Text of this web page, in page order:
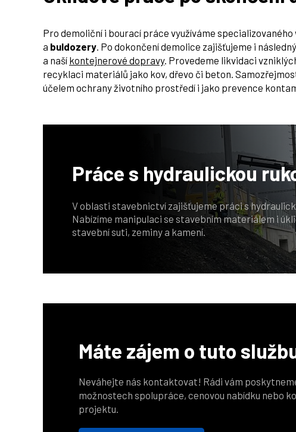
Pro demoliční i bourací práce využíváme
a buldozery. Po dokončení demolice zajišťujeme i
a naší kontejnerové dopravy. Provedeme likvidaci
recyklaci materiálů jako kov, dřevo či beton.
účelem ochrany životního prostředí i jako prevence
Práce s hydraulickou
V oblasti stavebnictví zajišťujeme práci s
Nabízíme manipulaci se stavebním materiálem i
stavební suti, zeminy a kamení.
Máte zájem o tuto
Neváhejte nás kontaktovat! Rádi vám
možnostech spolupráce, cenovou nabídku nebo
projektu.